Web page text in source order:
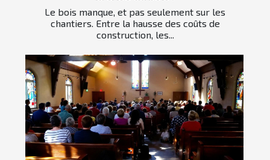
Le bois manque, et pas seulement sur les
chantiers. Entre la hausse des coûts de
construction, les...